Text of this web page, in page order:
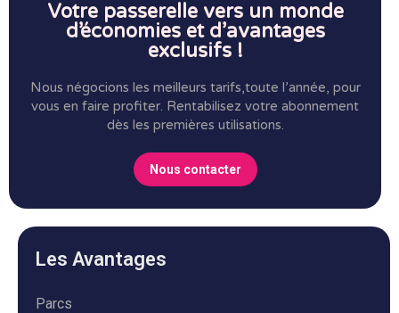
Votre passerelle vers un monde
d’économies et d’avantages
exclusifs !
Nous négocions les meilleurs tarifs,toute l’année, pour
vous en faire profiter. Rentabilisez votre abonnement
dès les premières utilisations.
Nous contacter
Les Avantages
Parcs